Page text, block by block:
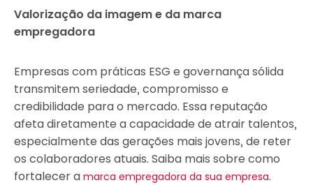
Valorização da imagem e da marca
empregadora
Empresas com práticas ESG e governança sólida
transmitem seriedade, compromisso e
credibilidade para o mercado. Essa reputação
afeta diretamente a capacidade de atrair talentos,
especialmente das gerações mais jovens, de reter
os colaboradores atuais. Saiba mais sobre como
fortalecer a marca empregadora da sua empresa.